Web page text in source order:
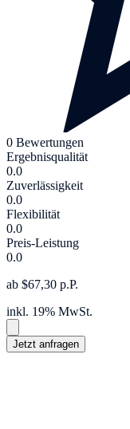
0 Bewertungen
Ergebnisqualität
0.0
Zuverlässigkeit
0.0
Flexibilität
0.0
Preis-Leistung
0.0
ab $67,30 p.P.
inkl. 19% MwSt.
Jetzt anfragen